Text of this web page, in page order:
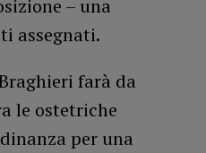
– una
assegnati.
farà da
le ostetriche
per una